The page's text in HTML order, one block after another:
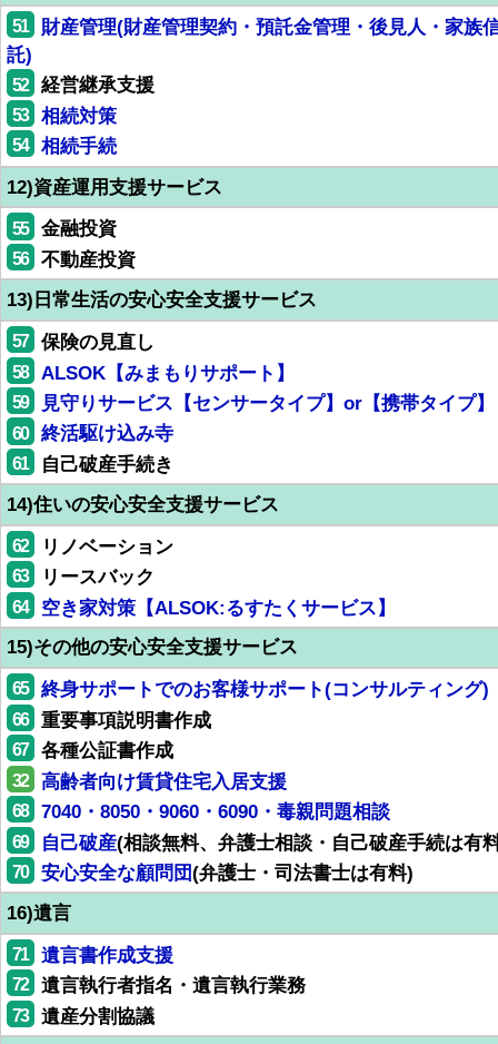
51
財産管理(財産管理契約・預託金管理・後見人・家族
託)
52 経営継承支援
53 相続対策
54
相続手続
12)資産運用支援サービス
55 金融投資
56
不動産投資
13)日常生活の安心安全支援サービス
57 保険の見直し
58 ALSOK【みまもりサポート】
59 見守りサービス【センサータイプ】or【携帯タイプ】
60 終活駆け込み寺
61
自己破産手続き
14)住いの安心安全支援サービス
62 リノベーション
63 リースバック
64
空き家対策【ALSOK:るすたくサービス】
15)その他の安心安全支援サービス
65 終身サポートでのお客様サポート(コンサルティング)
66 重要事項説明書作成
67 各種公証書作成
32 高齢者向け賃貸住宅入居支援
68 7040・8050・9060・6090・毒親問題相談
69 自己破産(相談無料、弁護士相談・自己破産手続は有
70 安心安全な顧問団(弁護士・司法書士は有料)
16)遺言
71 遺言書作成支援
72 遺言執行者指名・遺言執行業務
73
遺産分割協議